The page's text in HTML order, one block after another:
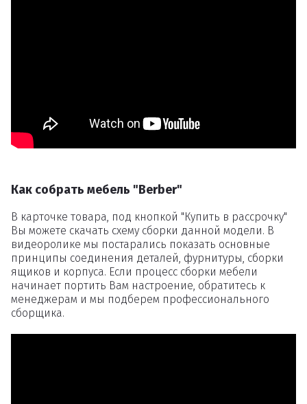
Как собрать мебель "Berber"
В карточке товара, под кнопкой "Купить в рассрочку"
Вы можете скачать схему сборки данной модели. В
видеоролике мы постарались показать основные
принципы соединения деталей, фурнитуры, сборки
ящиков и корпуса. Если процесс сборки мебели
начинает портить Вам настроение, обратитесь к
менеджерам и мы подберем профессионального
сборщика.